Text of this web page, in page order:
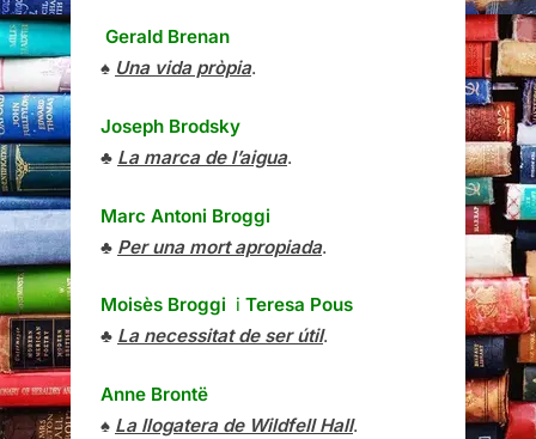
Gerald Brenan
♠ Una vida pròpia.
Joseph Brodsky
♣ La marca de l’aigua.
Marc Antoni Broggi
♣ Per una mort apropiada.
Moisès Broggi i Teresa Pous
♣ La necessitat de ser útil.
Anne Brontë
♠ La llogatera de Wildfell Hall.